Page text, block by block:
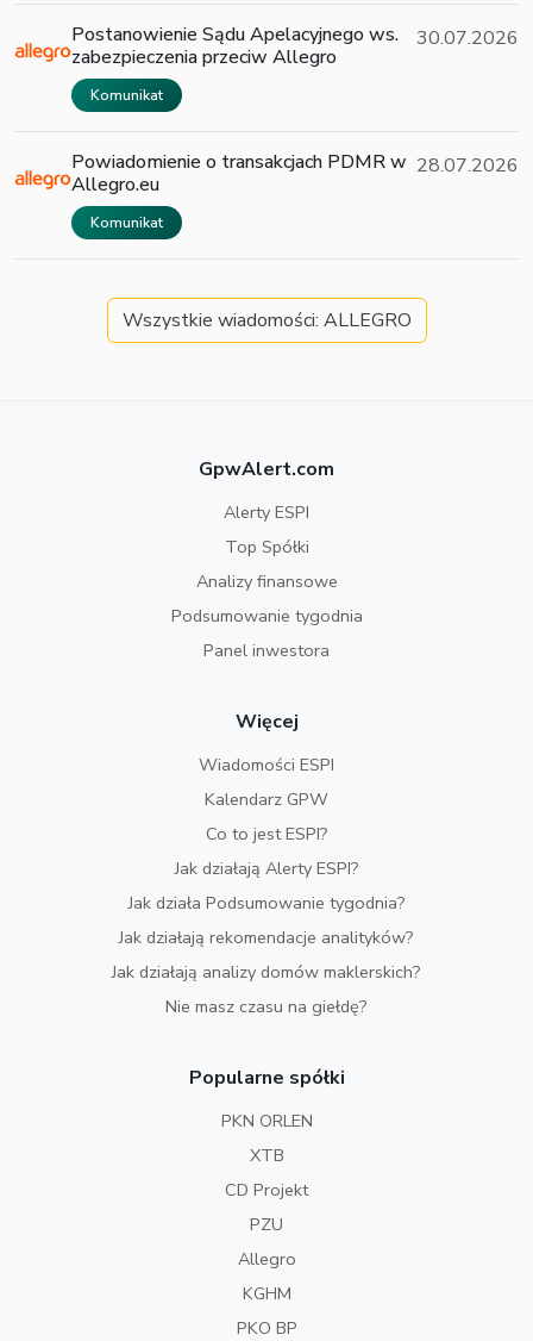
Postanowienie Sądu Apelacyjnego ws.
zabezpieczenia przeciw Allegro
Komunikat
30.07.2026
Powiadomienie o transakcjach PDMR w
Allegro.eu
Komunikat
28.07.2026
Wszystkie wiadomości: ALLEGRO
GpwAlert.com
Alerty ESPI
Top Spółki
Analizy finansowe
Podsumowanie tygodnia
Panel inwestora
Więcej
Wiadomości ESPI
Kalendarz GPW
Co to jest ESPI?
Jak działają Alerty ESPI?
Jak działa Podsumowanie tygodnia?
Jak działają rekomendacje analityków?
Jak działają analizy domów maklerskich?
Nie masz czasu na giełdę?
Popularne spółki
PKN ORLEN
XTB
CD Projekt
PZU
Allegro
KGHM
PKO BP